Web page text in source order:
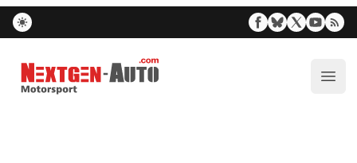
Nextgen-Auto.com